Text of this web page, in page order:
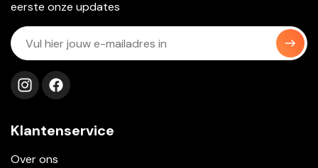
eerste onze updates
Volg ons op instagram
Volg ons op facebook
Klantenservice
Over ons